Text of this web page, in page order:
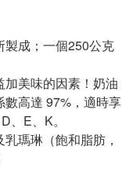
製成；一個250公克
美味的因素！奶油
高達 97%，適時享
、E、K。
瑪琳（飽和脂肪，